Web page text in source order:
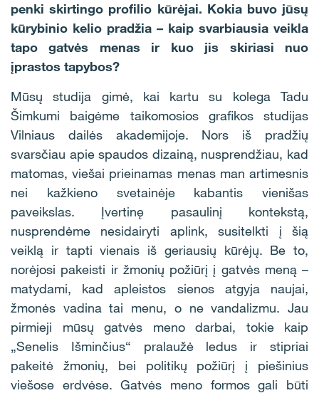
penki skirtingo profilio kūrėjai. Kokia buvo jūsų
kūrybinio kelio pradžia – kaip svarbiausia veikla
tapo gatvės menas ir kuo jis skiriasi nuo
įprastos tapybos?
Mūsų studija gimė, kai kartu su kolega Tadu
Šimkumi baigėme taikomosios grafikos studijas
Vilniaus dailės akademijoje. Nors iš pradžių
svarsčiau apie spaudos dizainą, nusprendžiau, kad
matomas, viešai prieinamas menas man artimesnis
nei kažkieno svetainėje kabantis vienišas
paveikslas. Įvertinę pasaulinį kontekstą,
nusprendėme nesidairyti aplink, susitelkti į šią
veiklą ir tapti vienais iš geriausių kūrėjų. Be to,
norėjosi pakeisti ir žmonių požiūrį į gatvės meną –
matydami, kad apleistos sienos atgyja naujai,
žmonės vadina tai menu, o ne vandalizmu. Jau
pirmieji mūsų gatvės meno darbai, tokie kaip
„Senelis Išminčius“ pralaužė ledus ir stipriai
pakeitė žmonių, bei politikų požiūrį į piešinius
viešose erdvėse. Gatvės meno formos gali būti